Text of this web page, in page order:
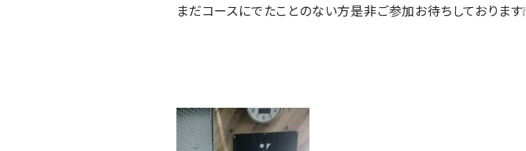
まだコースにでたことのない方是非ご参加お待ちしております❕